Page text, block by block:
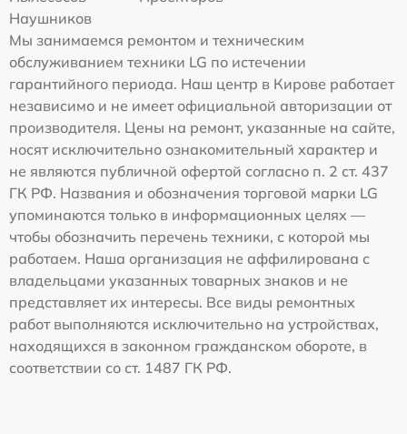
Наушников
Мы занимаемся ремонтом и техническим
обслуживанием техники LG по истечении
гарантийного периода. Наш центр в Кирове работает
независимо и не имеет официальной авторизации от
производителя. Цены на ремонт, указанные на сайте,
носят исключительно ознакомительный характер и
не являются публичной офертой согласно п. 2 ст. 437
ГК РФ. Названия и обозначения торговой марки LG
упоминаются только в информационных целях —
чтобы обозначить перечень техники, с которой мы
работаем. Наша организация не аффилирована с
владельцами указанных товарных знаков и не
представляет их интересы. Все виды ремонтных
работ выполняются исключительно на устройствах,
находящихся в законном гражданском обороте, в
соответствии со ст. 1487 ГК РФ.